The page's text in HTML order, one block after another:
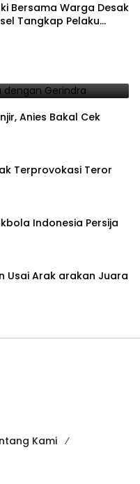
Bersama Warga Desak
Tangkap Pelaku
Overload, Truk PT KAP
Anies Bakal Cek
Terprovokasi Teror
Indonesia Persija
Usai Arak arakan Juara
Kami